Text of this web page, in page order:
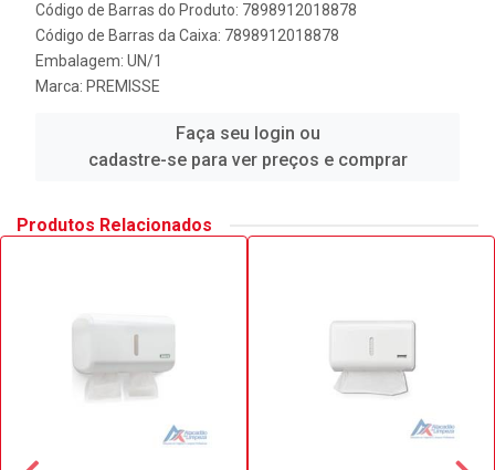
Código de Barras do Produto: 7898912018878
Código de Barras da Caixa: 7898912018878
Embalagem: UN/1
Marca: PREMISSE
Faça seu login ou
cadastre-se para ver preços e comprar
Produtos Relacionados